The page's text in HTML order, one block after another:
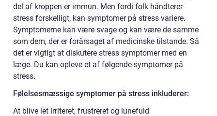
del af kroppen er immun. Men fordi folk håndterer
stress forskelligt, kan symptomer på stress variere.
Symptomerne kan være svage og kan være de samme
som dem, der er forårsaget af medicinske tilstande. Så
det er vigtigt at diskutere stress symptomer med en
læge. Du kan opleve et af følgende symptomer på
stress.
Følelsesmæssige symptomer på stress inkluderer:
At blive let irriteret, frustreret og lunefuld